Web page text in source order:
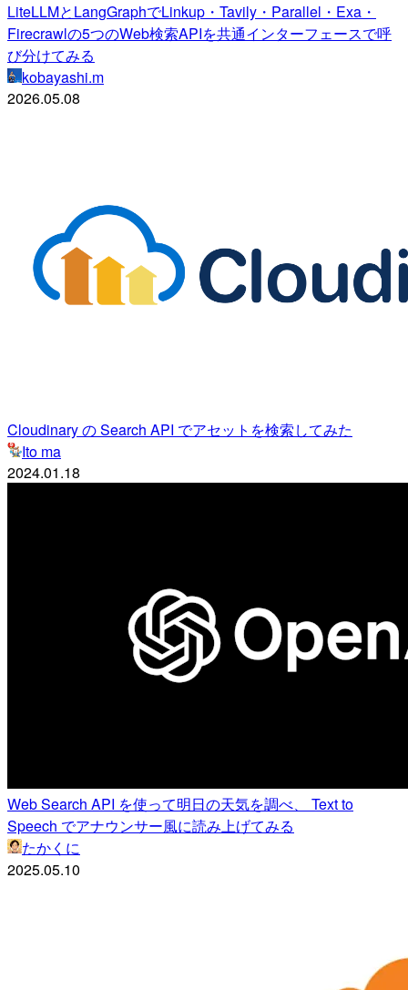
LiteLLMとLangGraphでLinkup・Tavily・Parallel・Exa・
Firecrawlの5つのWeb検索APIを共通インターフェースで呼
び分けてみる
kobayashi.m
2026.05.08
Cloudinary の Search API でアセットを検索してみた
Ito ma
2024.01.18
Web Search API を使って明日の天気を調べ、 Text to
Speech でアナウンサー風に読み上げてみる
たかくに
2025.05.10